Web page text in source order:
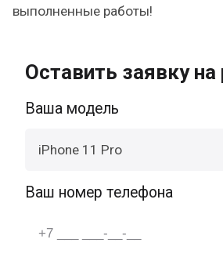
выполненные работы!
Оставить заявку
Ваша модель
iPhone 11 Pro
Ваш номер телефона